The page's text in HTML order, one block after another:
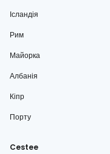
Ісландія
Рим
Майорка
Албанія
Кіпр
Порту
Cestee